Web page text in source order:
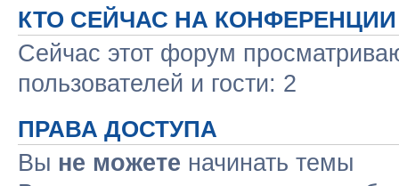
КТО СЕЙЧАС НА КОНФЕРЕНЦИИ
Сейчас этот форум
пользователей и гости: 2
ПРАВА ДОСТУПА
Вы не можете начинать темы